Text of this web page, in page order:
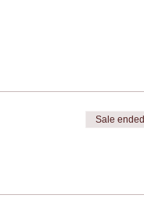
Sale ended